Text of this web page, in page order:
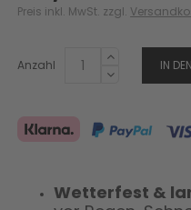
Preis inkl. MwSt. zzgl.
Anzahl IN
Wetterfest &